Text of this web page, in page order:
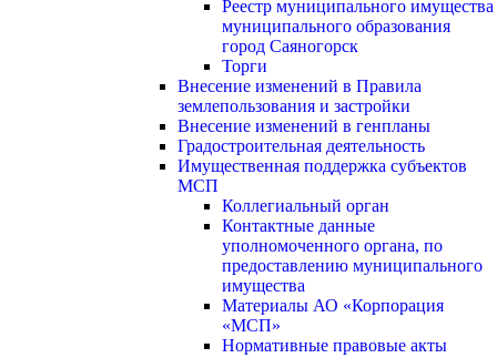
Реестр муниципального имущества
муниципального образования
город Саяногорск
Торги
Внесение изменений в Правила
землепользования и застройки
Внесение изменений в генпланы
Градостроительная деятельность
Имущественная поддержка субъектов
МСП
Коллегиальный орган
Контактные данные
уполномоченного органа, по
предоставлению муниципального
имущества
Материалы АО «Корпорация
«МСП»
Нормативные правовые акты